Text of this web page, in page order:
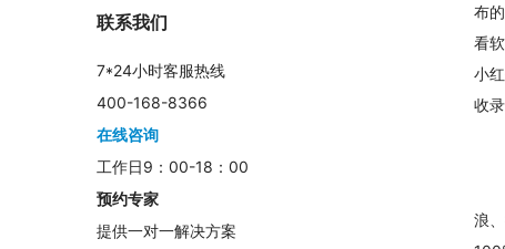
布
看
小
收
浪
联系我们
7*24小时客服热线
400-168-8366
在线咨询
工作日9：00-18：00
预约专家
提供一对一解决方案